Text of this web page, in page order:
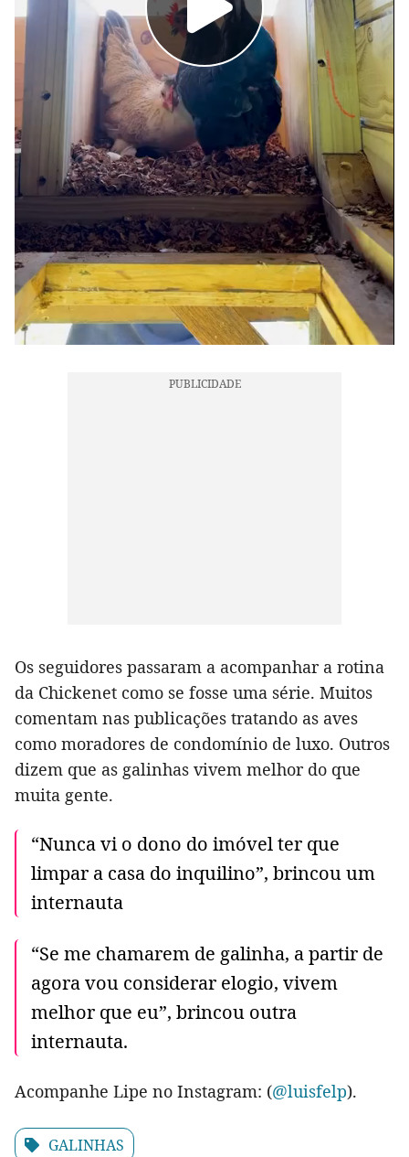
Os seguidores passaram a acompanhar a rotina
da Chickenet como se fosse uma série. Muitos
comentam nas publicações tratando as aves
como moradores de condomínio de luxo. Outros
dizem que as galinhas vivem melhor do que
muita gente.
“Nunca vi o dono do imóvel ter que
limpar a casa do inquilino”, brincou um
internauta
“Se me chamarem de galinha, a partir de
agora vou considerar elogio, vivem
melhor que eu”, brincou outra
internauta.
Acompanhe Lipe no Instagram: (@luisfelp).
GALINHAS